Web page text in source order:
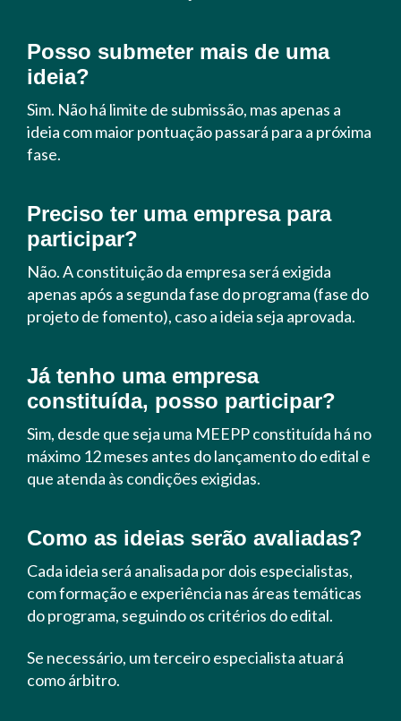
Posso submeter mais de uma
ideia?
Sim. Não há limite de submissão, mas apenas a
ideia com maior pontuação passará para a próxima
fase.
Preciso ter uma empresa para
participar?
Não. A constituição da empresa será exigida
apenas após a segunda fase do programa (fase do
projeto de fomento), caso a ideia seja aprovada.
Já tenho uma empresa
constituída, posso participar?
Sim, desde que seja uma MEEPP constituída há no
máximo 12 meses antes do lançamento do edital e
que atenda às condições exigidas.
Como as ideias serão avaliadas?
Cada ideia será analisada por dois especialistas,
com formação e experiência nas áreas temáticas
do programa, seguindo os critérios do edital.
Se necessário, um terceiro especialista atuará
como árbitro.